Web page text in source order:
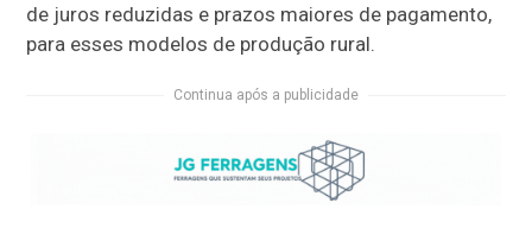
de juros reduzidas e prazos maiores de pagamento,
para esses modelos de produção rural.
Continua após a publicidade